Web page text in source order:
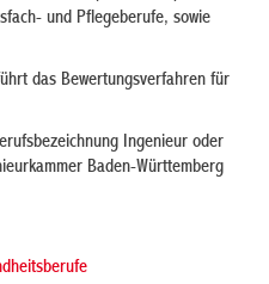
und Pflegeberufe, sowie
das Bewertungsverfahren für
Ingenieur oder
Baden-Württemberg